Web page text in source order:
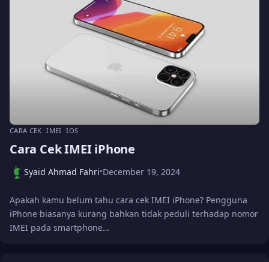
CARA CEK IMEI IOS
Cara Cek IMEI iPhone
Syaid Ahmad Fahri•December 19, 2024
Apakah kamu belum tahu cara cek IMEI iPhone? Pengguna
iPhone biasanya kurang bahkan tidak peduli terhadap nomor
IMEI pada smartphone…